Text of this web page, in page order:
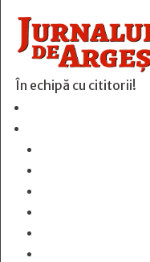
În echipă cu cititorii!